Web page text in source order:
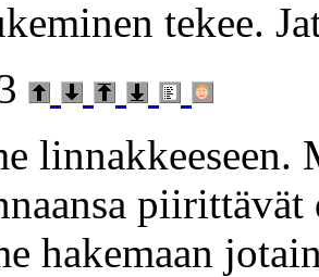
tekee.
piirittävät
hakemaan